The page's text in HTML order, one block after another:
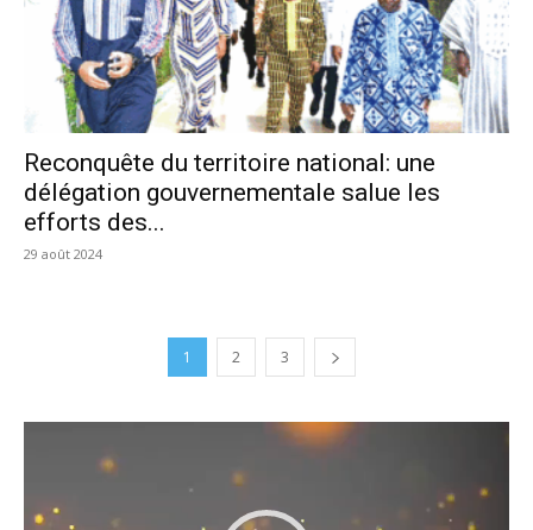
Reconquête du territoire national: une
délégation gouvernementale salue les
efforts des...
29 août 2024
1 2 3